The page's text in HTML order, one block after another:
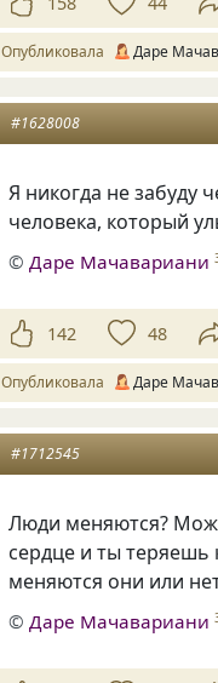
Опубликовала Даре
#1628008
Я никогда не забуду
человека, который
© Даре Мачавариани
142 48
Опубликовала Даре
#1712545
Люди меняются?
сердце и ты теряешь
меняются они или
© Даре Мачавариани